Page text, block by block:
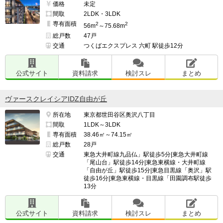
価格
未定
間取
2LDK・3LDK
専有面積
56m2 ～75.68m2
総戸数
47戸
交通
つくばエクスプレス 六町 駅徒歩12分
公式サイト 資料請求 検討スレ まとめ
ヴァースクレイシアIDZ自由が丘
所在地
東京都世田谷区奥沢八丁目
間取
1LDK～3LDK
専有面積
38.46㎡～74.15㎡
総戸数
28戸
交通
東急大井町線九品仏」駅徒歩5分|東急大井町線
「尾山台」駅徒歩14分|東急東横線・大井町線
「自由が丘」駅徒歩15分|東急目黒線「奥沢」駅
徒歩16分|東急東横線・目黒線「田園調布駅徒歩
13分
公式サイト 資料請求 検討スレ まとめ